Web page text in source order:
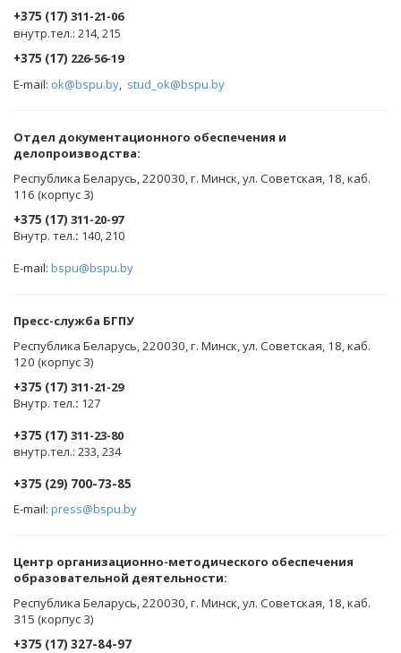
+375 (17) 311-21-06
внутр.тел.: 214, 215
+375 (17) 226-56-19
E-mail: ok@bspu.by, stud_ok@bspu.by
Oтдел документационного обеспечения и
делопроизводства:
Республика Беларусь, 220030, г. Минск, ул. Советская, 18, каб.
116 (корпус 3)
+375 (17) 311-20-97
Внутр. тел.: 140, 210
E-mail: bspu@bspu.by
Пресс-служба БГПУ
Республика Беларусь, 220030, г. Минск, ул. Советская, 18, каб.
120 (корпус 3)
+375 (17) 311-21-29
Внутр. тел.: 127
+375 (17) 311-23-80
внутр.тел.: 233, 234
+375 (29) 700-73-85
E-mail: press@bspu.by
Центр организационно-методического обеспечения
образовательной деятельности:
Республика Беларусь, 220030, г. Минск, ул. Советская, 18, каб.
315 (корпус 3)
+375 (17) 327-84-97